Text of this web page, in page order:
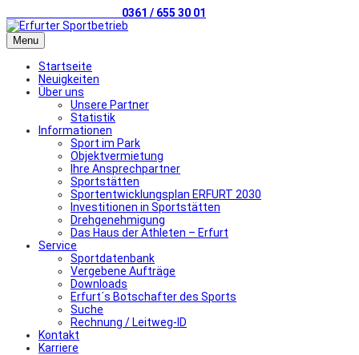
0361 / 655 30 01
Menu
Startseite
Neuigkeiten
Über uns
Unsere Partner
Statistik
Informationen
Sport im Park
Objektvermietung
Ihre Ansprechpartner
Sportstätten
Sportentwicklungsplan ERFURT 2030
Investitionen in Sportstätten
Drehgenehmigung
Das Haus der Athleten – Erfurt
Service
Sportdatenbank
Vergebene Aufträge
Downloads
Erfurt´s Botschafter des Sports
Suche
Rechnung / Leitweg-ID
Kontakt
Karriere